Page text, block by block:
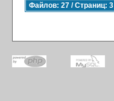
Файлов: 27 / Страниц: 3